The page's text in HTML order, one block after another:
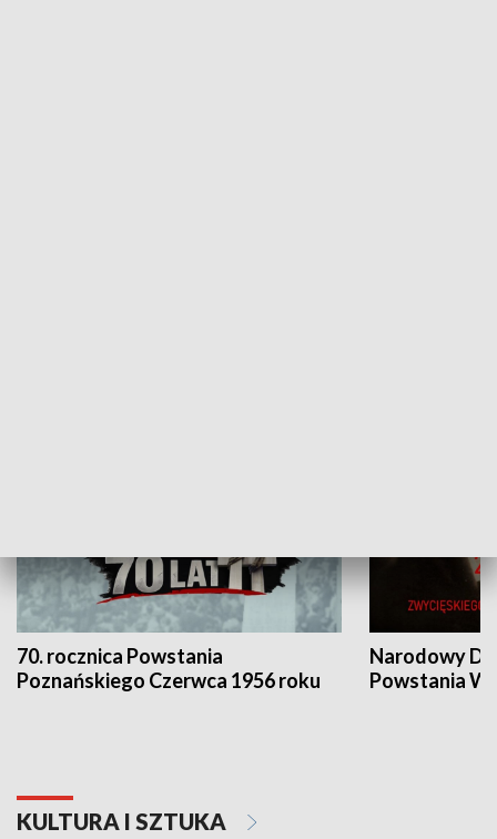
70. rocznica Powstania
Poznańskiego Czerwca 1956 roku
Narodowy
Powstania
KULTURA I SZTUKA